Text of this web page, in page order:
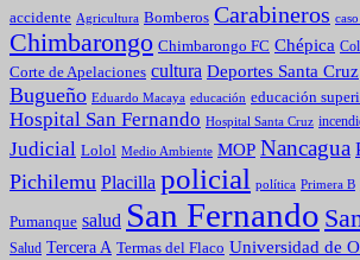
accidente Agricultura Bomberos Carabineros
Chimbarongo Chimbarongo FC Chépica
Corte de Apelaciones cultura Deportes Santa Cruz
Bugueño Eduardo Macaya educación educación
Hospital San Fernando Hospital Santa Cruz
Judicial Lolol Medio Ambiente MOP Nancagua
Pichilemu Placilla policial política Primera B
Pumanque salud San Fernando
Salud Tercera A Termas del Flaco Universidad de